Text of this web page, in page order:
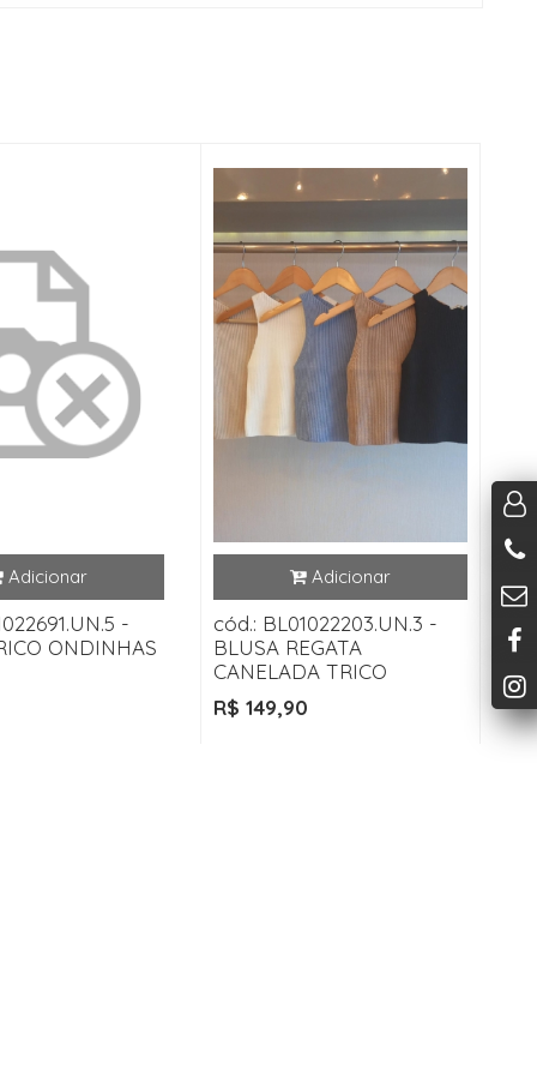
-
ONDINHAS
cód.: BL01022203.UN.3 -
BLUSA REGATA
CANELADA TRICO
R$ 149,90